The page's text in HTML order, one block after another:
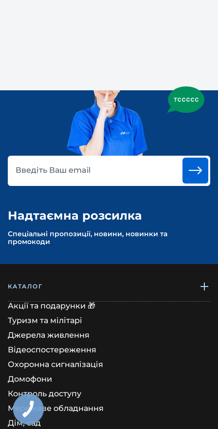
Введіть Ваш email
Надтаємна розсилка
Спеціальні пропозиції, новини, новинки та
промокоди
КАТАЛОГ
Акції та подарунки 🎁
Туризм та мілітарі
Джерела живлення
Відеоспостереження
Охоронна сигналізація
Домофони
Контроль доступу
Мережеве обладнання
Дім, сад